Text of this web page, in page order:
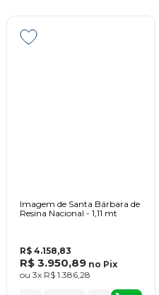
Imagem de Santa Bárbara de
Resina Nacional - 1,11 mt
R$ 4.158,83
R$ 3.950,89 no Pix
ou 3x R$ 1.386,28